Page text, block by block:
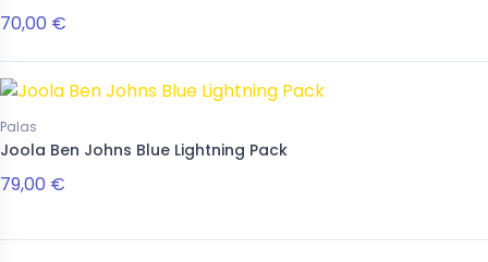
70,00 €
Palas
Joola Ben Johns Blue Lightning Pack
79,00 €